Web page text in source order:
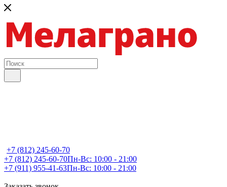
+7 (812) 245-60-70
+7 (812) 245-60-70Пн-Вс: 10:00 - 21:00
+7 (911) 955-41-63Пн-Вс: 10:00 - 21:00